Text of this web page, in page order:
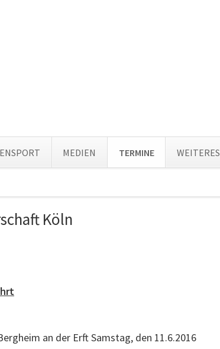
MEDIEN TERMINE WEITERES
Köln
an der Erft Samstag, den 11.6.2016